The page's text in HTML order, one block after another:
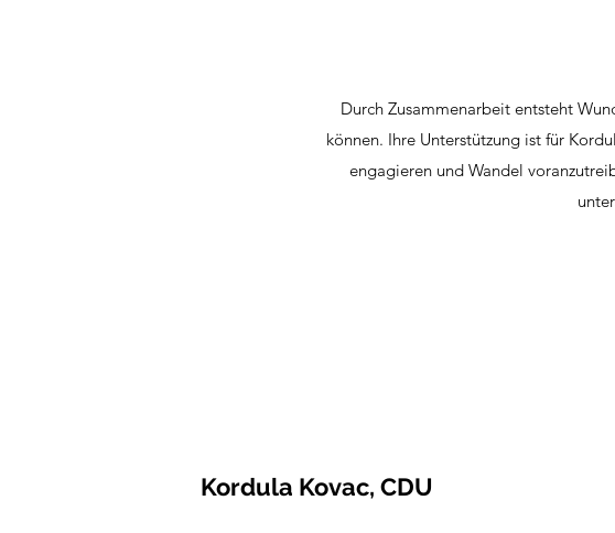
Durch Zusammenarbeit entsteht
können. Ihre Unterstützung ist für
engagieren und Wandel
Kordula Kovac, CDU